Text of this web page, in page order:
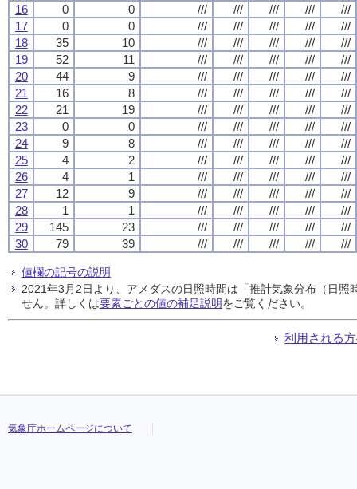
16
0 0 /// /// /// ///
///
17
0 0 /// /// /// ///
///
18
35 10 /// /// /// ///
///
19
52 11 /// /// /// ///
///
20
44 9 /// /// /// ///
///
21
16 8 /// /// /// ///
///
22
21 19 /// /// /// ///
///
23
0 0 /// /// /// ///
///
24
9 8 /// /// /// ///
///
25
4 2 /// /// /// ///
///
26
4 1 /// /// /// ///
///
27
12 9 /// /// /// ///
///
28
1 1 /// /// /// ///
///
29
145 23 /// /// /// ///
///
30
79 39 /// /// /// /// ///
値欄の記号の説明
2021年3月2日より、アメダスの日照時間は「推計気象分布（日
せん。詳しくは要素ごとの値の補足説明をご覧ください。
利用される
気象庁ホームページについて